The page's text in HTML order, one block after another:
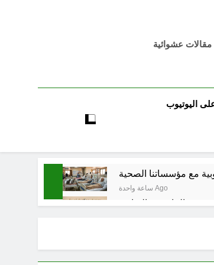
مقالات عشوائية
على اليوتيوب
ساعة واحدة Ago
الماسِنجرِ الثقافي